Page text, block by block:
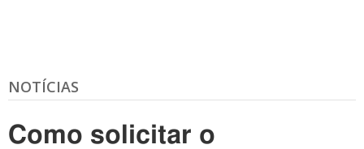
NOTÍCIAS
Como solicitar o